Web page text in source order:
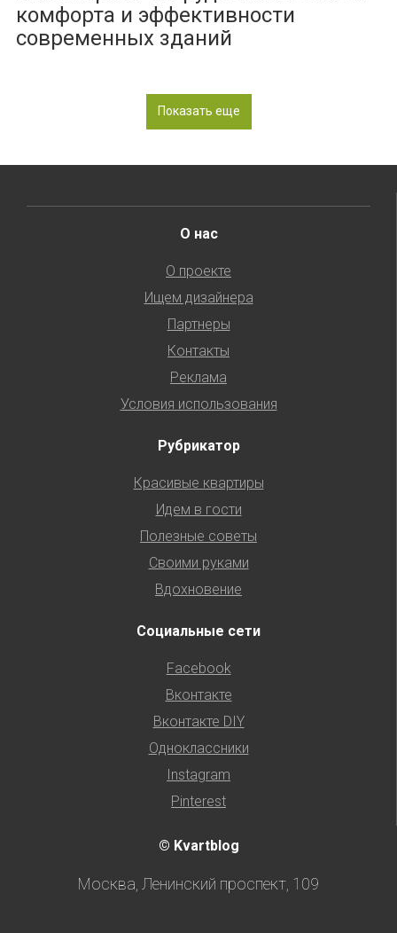
комфорта и эффективности
современных зданий
Показать еще
О нас
О проекте
Ищем дизайнера
Партнеры
Контакты
Реклама
Условия использования
Рубрикатор
Красивые квартиры
Идем в гости
Полезные советы
Своими руками
Вдохновение
Социальные сети
Facebook
Вконтакте
Вконтакте DIY
Одноклассники
Instagram
Pinterest
© Kvartblog
Москва, Ленинский проспект, 109